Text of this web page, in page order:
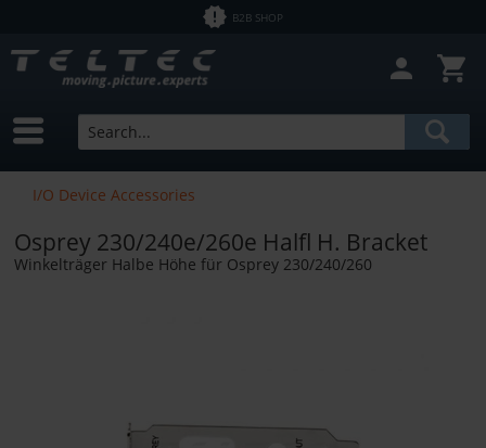
B2B SHOP
I/O Device Accessories
Osprey 230/240e/260e Halfl H. Bracket
Winkelträger Halbe Höhe für Osprey 230/240/260